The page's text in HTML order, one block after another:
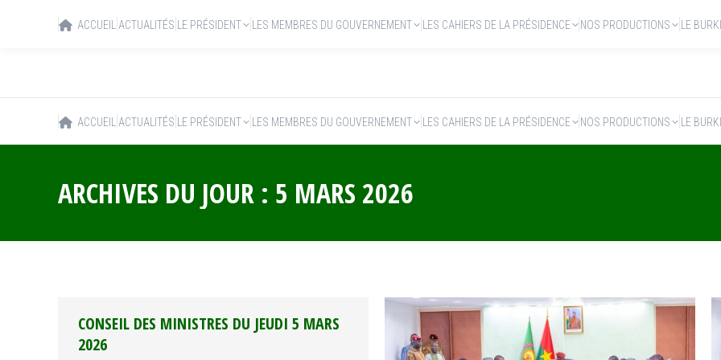
ACCUEIL ACTUALITÉS LE PRÉSIDENT LES MEMBRES DU GOUVERNEMENT LES CAHIERS DE LA PRÉSIDENCE NOS PRODUCTIONS LE
ARCHIVES DU JOUR : 5 MARS 2026
CONSEIL DES MINISTRES DU JEUDI 5 MARS
2026
ACCUEIL ACTUALITÉS LE PRÉSIDENT LES MEMBRES DU GOUVERNEMENT LES CAHIERS DE LA PRÉSIDENCE NOS PRODUCTIONS LE